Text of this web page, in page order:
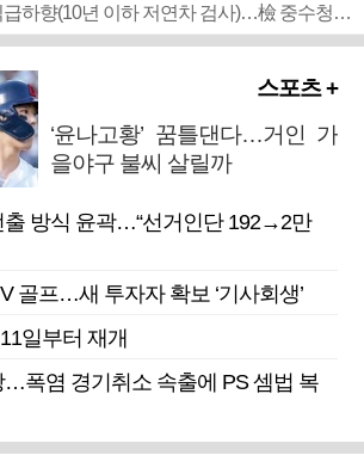
■ 검사 신분 버리고 직급하향(10년 이하 저연차 검사)…檢 중수청행 기피
스포츠 +
‘윤나고황’ 꿈틀댄다…거인 가
을야구 불씨 살릴까
출 방식 윤곽…“선거인단 192→2만
골프…새 투자자 확보 ‘기사회생’
일부터 재개
…폭염 경기취소 속출에 PS 셈법 복